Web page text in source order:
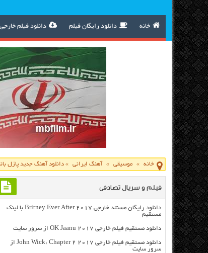
خانه دانلود رایگان فیلم دانلود فیلم
خانه » موسیقی » آهنگ ایرانی »دانلود آهنگ جدید پازل
فیلم و سریال تصادفی
دانلود رایگان مسنتد خارجی Britney Ever After 2017 با لینک
مستقیم
دانلود مستقیم فیلم خارجی OK Jaanu 2017 از سرور سایت
دانلود مستقیم فیلم خارجی John Wick: Chapter 2 2017 از
سرور سایت